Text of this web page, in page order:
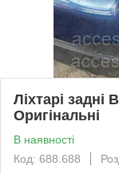
Ліхтарі задні
Оригінальні
В наявності
Код: 688.688